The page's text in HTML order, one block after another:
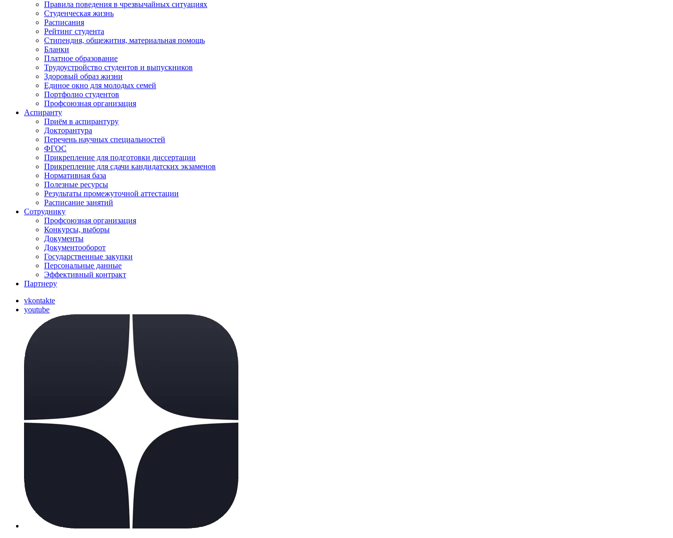
Правила поведения в чрезвычайных ситуациях
Студенческая жизнь
Расписания
Рейтинг студента
Стипендия, общежития, материальная помощь
Бланки
Платное образование
Трудоустройство студентов и выпускников
Здоровый образ жизни
Единое окно для молодых семей
Портфолио студентов
Профсоюзная организация
Аспиранту
Приём в аспирантуру
Докторантура
Перечень научных специальностей
ФГОС
Прикрепление для подготовки диссертации
Прикрепление для сдачи кандидатских экзаменов
Нормативная база
Полезные ресурсы
Результаты промежуточной аттестации
Расписание занятий
Сотруднику
Профсоюзная организация
Конкурсы, выборы
Документы
Документооборот
Государственные закупки
Персональные данные
Эффективный контракт
Партнеру
vkontakte
youtube